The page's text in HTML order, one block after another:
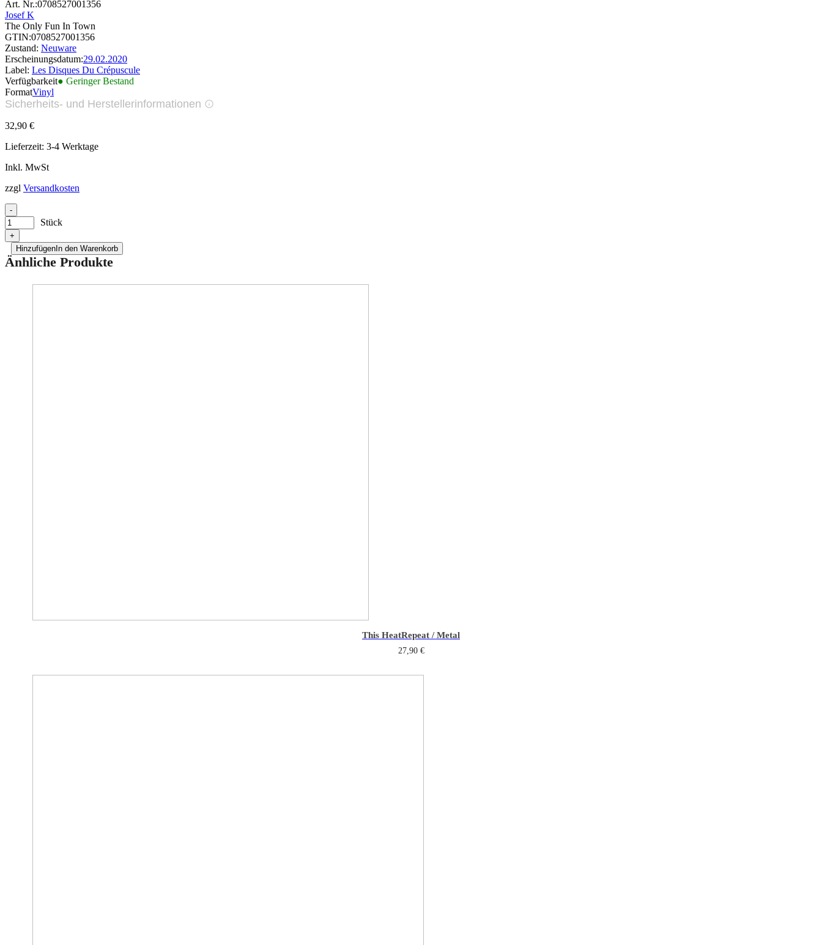
Art. Nr.:0708527001356
Josef K
The Only Fun In Town
GTIN:0708527001356
Zustand: Neuware
Erscheinungsdatum:29.02.2020
Label: Les Disques Du Crépuscule
Verfügbarkeit● Geringer Bestand
FormatVinyl
Sicherheits- und Herstellerinformationen
32,90 €
Lieferzeit: 3-4 Werktage
Inkl. MwSt
zzgl Versandkosten
-
Stück
+
Hinzufügen In den Warenkorb
Änhliche Produkte
This HeatRepeat / Metal
27,90 €